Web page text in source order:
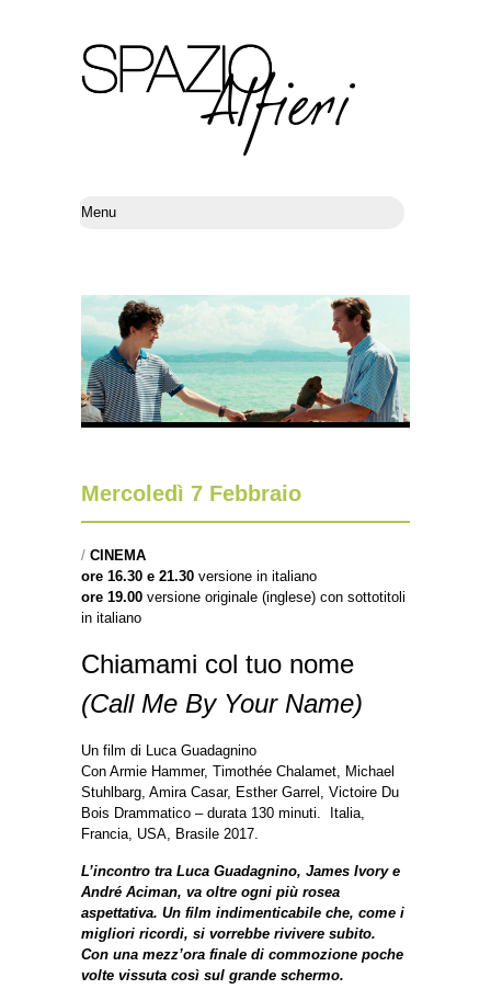
Mercoledì 7 Febbraio
/ CINEMA
ore 16.30 e 21.30 versione in italiano
ore 19.00 versione originale (ing lese) con sottotitoli
in italiano
Chiamami col tuo nome
(Call Me By Your Name)
Un film di Luca Guadagnino
Con Armie Hammer, Timothée Chalamet, Michael
Stuhlbarg, Amira Casar, Esther Garrel, Victoire Du
Bois Drammatico – durata 130 minuti. Italia,
Francia, USA, Brasile 2017.
L’incontro tra Luca Guadagnino, James Ivory e
André Aciman, va oltre ogni più rosea
aspettativa. Un film indimenticabile che, come i
migliori ricordi, si vorrebbe rivivere subito.
Con una mezz’ora finale di commozione poche
volte vissuta così sul grande schermo.